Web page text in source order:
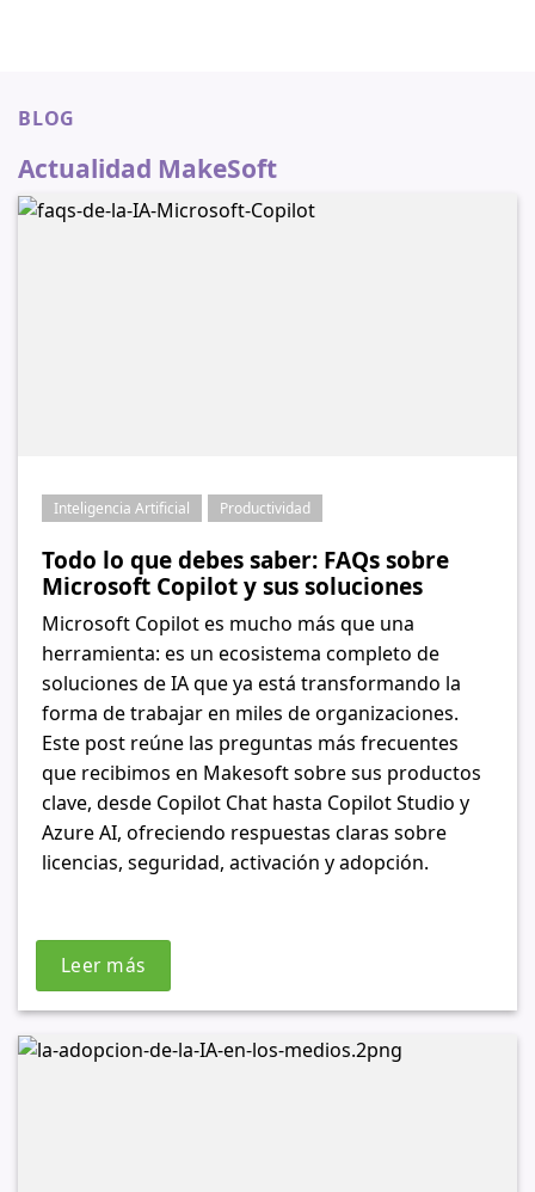
BLOG
Actualidad MakeSoft
Inteligencia Artificial Productividad
Todo lo que debes saber: FAQs sobre
Microsoft Copilot y sus soluciones
Microsoft Copilot es mucho más que una
herramienta: es un ecosistema completo de
soluciones de IA que ya está transformando la
forma de trabajar en miles de organizaciones.
Este post reúne las preguntas más frecuentes
que recibimos en Makesoft sobre sus productos
clave, desde Copilot Chat hasta Copilot Studio y
Azure AI, ofreciendo respuestas claras sobre
licencias, seguridad, activación y adopción.
Leer más